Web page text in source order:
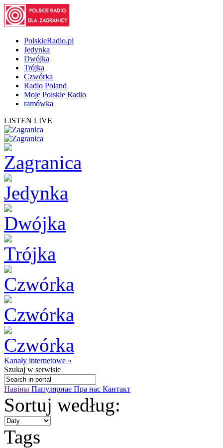
PolskieRadio.pl
Jedynka
Dwójka
Trójka
Czwórka
Radio Poland
Moje Polskie Radio
ramówka
LISTEN LIVE
Kanały internetowe »
Szukaj w serwisie
Навіны Папулярнае Пра нас Кантакт
Sortuj według:
Tags